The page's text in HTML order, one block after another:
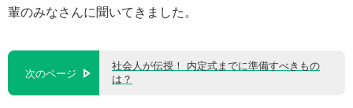
輩のみなさんに聞いてきました。
次のページ
社会人が伝授！ 内定式までに準備すべきもの
は？